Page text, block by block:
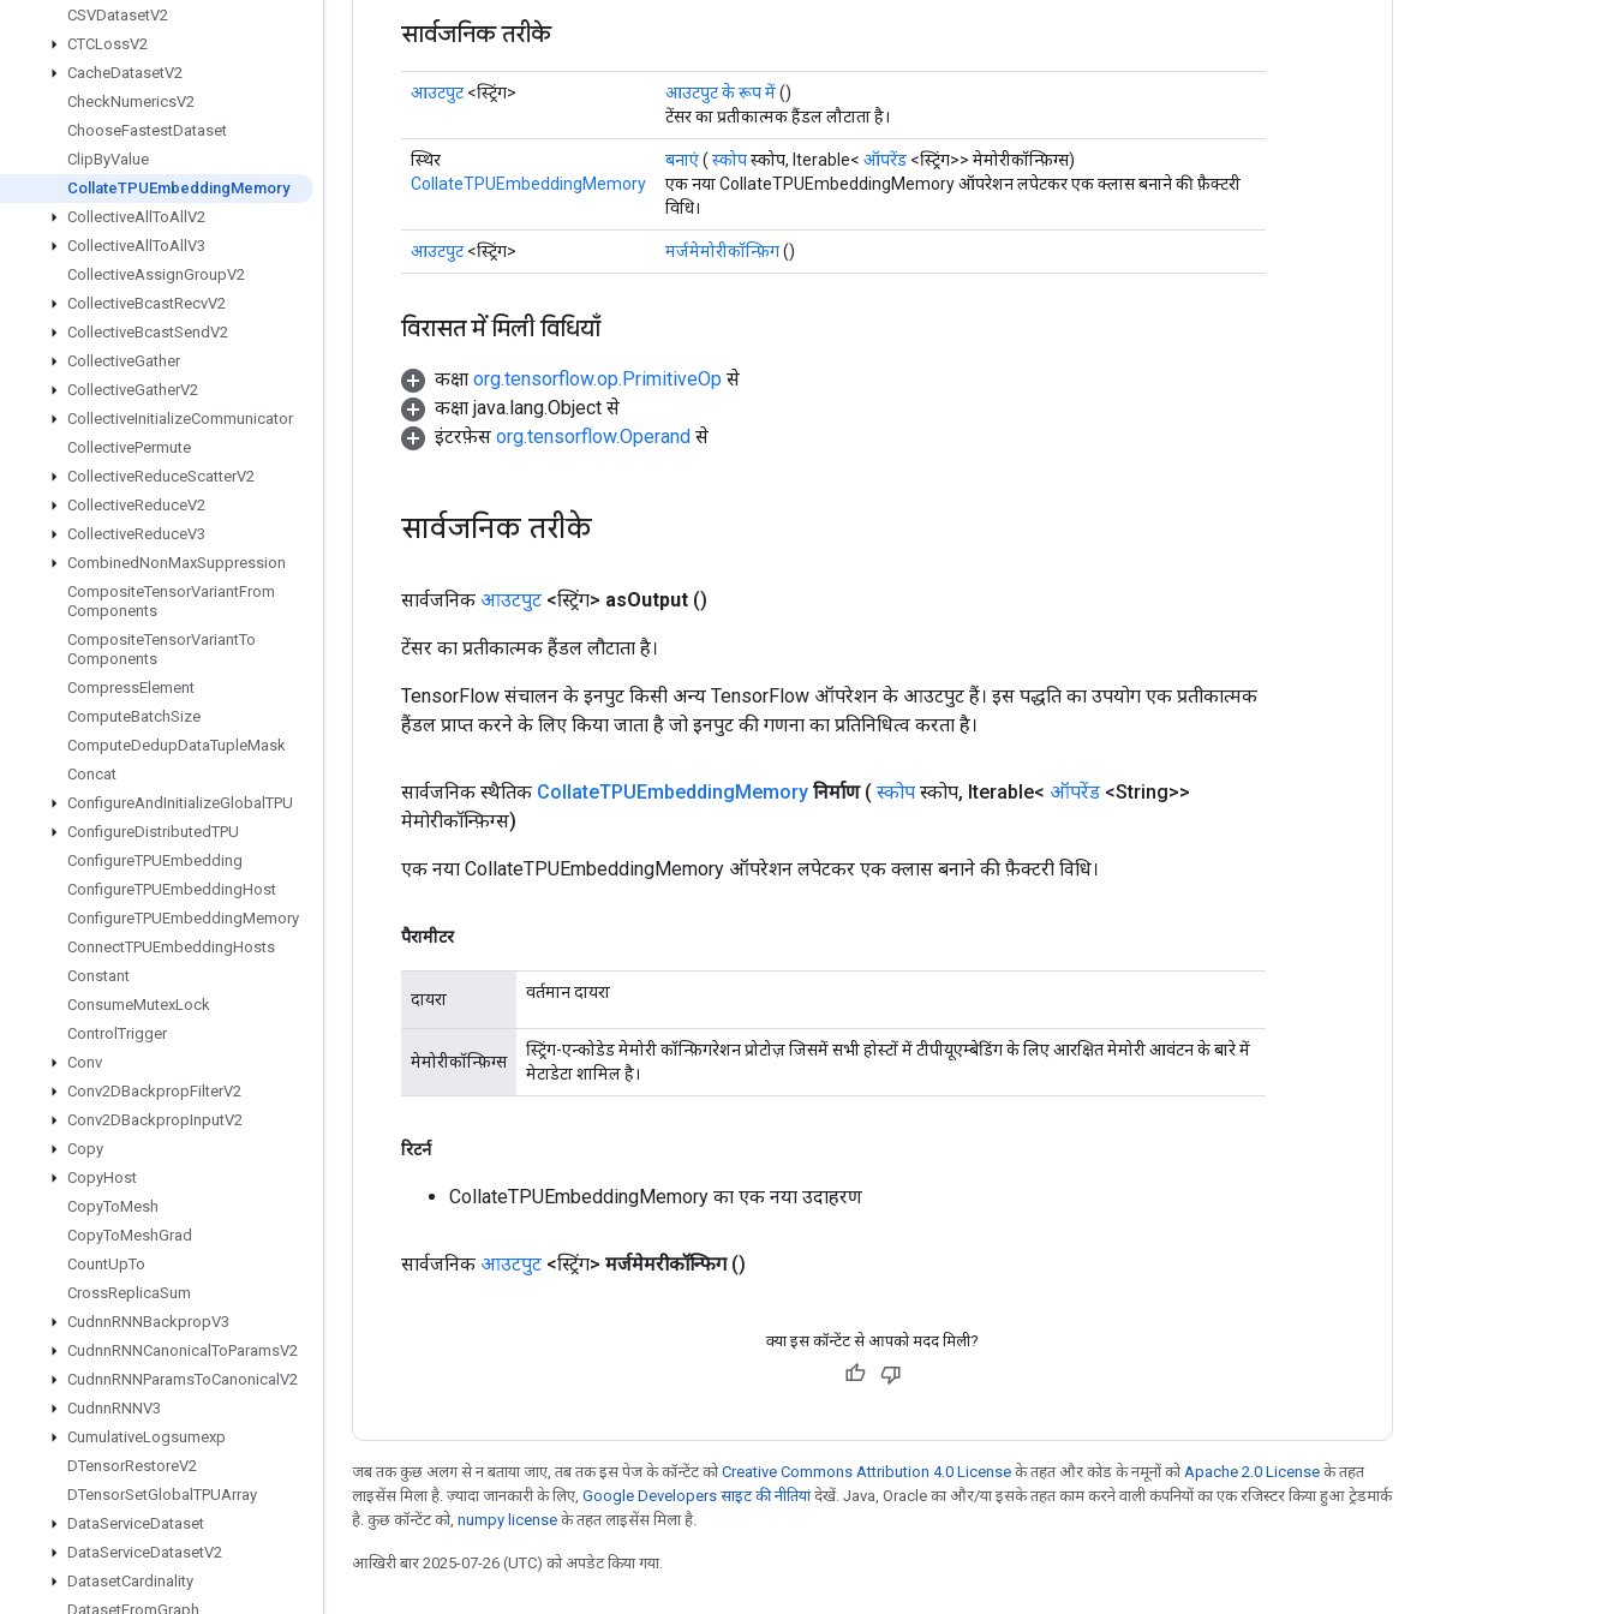
CSVDatasetV2
CTCLossV2
CacheDatasetV2
CheckNumericsV2
ChooseFastestDataset
ClipByValue
CollateTPUEmbeddingMemory
CollectiveAll ToAll V2
CollectiveAll ToAll V3
CollectiveAssignGroupV2
CollectiveBcastRecvV2
CollectiveBcastSendV2
CollectiveGather
CollectiveGatherV2
CollectiveInitializeCommunicator
CollectivePermute
CollectiveReduceScatterV2
CollectiveReduceV2
CollectiveReduceV3
CombinedNonMaxSuppression
CompositeTensorVariantFrom
Components
CompositeTensorVariantTo
Components
CompressElement
ComputeBatchSize
ComputeDedupDataTupleMask
Concat
ConfigureAndInitializeGlobal TPU
ConfigureDistributedTPU
ConfigureTPUEmbedding
ConfigureTPUEmbeddingHost
ConfigureTPUEmbeddingMemory
ConnectTPUEmbeddingHosts
Constant
ConsumeMutexLock
Control Trigger
Conv
Conv2DBackpropFilterV2
Conv2DBackpropInputV2
Copy
CopyHost
CopyToMesh
CopyToMeshGrad
CountUpTo
CrossReplicaSum
CudnnRNNBackpropV3
CudnnRNNCanonical ToParamsV2
CudnnRNNParamsToCanonical V2
CudnnRNNV3
CumulativeLogsumexp
DTensorRestoreV2
DTensorSetGlobal TPUArray
DataServiceDataset
DataServiceDatasetV2
DatasetCardinality
DatasetFromGraph
सार्वजनिक तरीके
आउटपुट <स्ट्रिंग> आउटपुट के रूप में()
टेंसर का प्रतीकात्मक हैंडल लौटाता है।
स्थिर
CollateTPUEmbeddingMemory
बनाएं( स्कोपस्कोप, Iterable< ऑपरेंड <स्ट्रिंग>> मेमोरीकॉन्फ़िग्स)
एक नया CollateTPUEmbeddingMemory ऑपरेशन लपेटकर एक क्लास बनाने की फ़ैक्टरी
विधि।
आउटपुट <स्ट्रिंग> मर्जमेमोरीकॉन्फ़िग()
विरासत में मिली विधियाँ
कक्षा org.tensorflow.op.PrimitiveOp से
कक्षा java.lang.Object से
इंटरफ़ेस org.tensorflow.Operand से
सार्वजनिक तरीके
सार्वजनिक आउटपुट <स्ट्रिंग> asOutput ()
टेंसर का प्रतीकात्मक हैंडल लौटाता है।
TensorFlow संचालन के इनपुट किसी अन्य TensorFlow ऑपरेशन के आउटपुट हैं। इस पद्धति का उपयोग एक प्रतीकात्मक
हैंडल प्राप्त करने के लिए किया जाता है जो इनपुट की गणना का प्रतिनिधित्व करता है।
सार्वजनिक स्थैतिक CollateTPUEmbeddingMemory निर्माण ( स्कोप स्कोप, Iterable< ऑपरेंड <String>>
मेमोरीकॉन्फ़िग्स)
एक नया CollateTPUEmbeddingMemory ऑपरेशन लपेटकर एक क्लास बनाने की फ़ैक्टरी विधि।
पैरामीटर
दायरा वर्तमान दायरा
मेमोरीकॉन्फ़िग्स
स्ट्रिंग-एन्कोडेड मेमोरी कॉन्फ़िगरेशन प्रोटोज़ जिसमें सभी होस्टों में टीपीयूएम्बेडिंग के लिए आरक्षित मेमोरी आवंटन के बारे में
मेटाडेटा शामिल है।
रिटर्न
CollateTPUEmbeddingMemory का एक नया उदाहरण
सार्वजनिक आउटपुट <स्ट्रिंग> मर्जमेमरीकॉन्फिग ()
क्या इस कॉन्टेंट से आपको मदद मिली?
जब तक कुछ अलग से न बताया जाए, तब तक इस पेज के कॉन्टेंट कोCreative Commons Attribution 4.0 License के तहत और कोड के नमूनों को Apache 2.0 License के तहत
लाइसेंस मिला है. ज़्यादा जानकारी के लिए, Google Developers साइट की नीतियांदेखें. Java, Oracle का और/या इसके तहत काम करने वाली कंपनियों का एक रजिस्टर किया हुआ ट्रेडमार्क
है. कुछ कॉन्टेंट को, numpy license के तहत लाइसेंस मिला है.
आखिरी बार 2025-07-26 (UTC) को अपडेट किया गया.